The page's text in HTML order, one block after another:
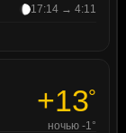
17:14 → 4:11
+13°
ночью -1°